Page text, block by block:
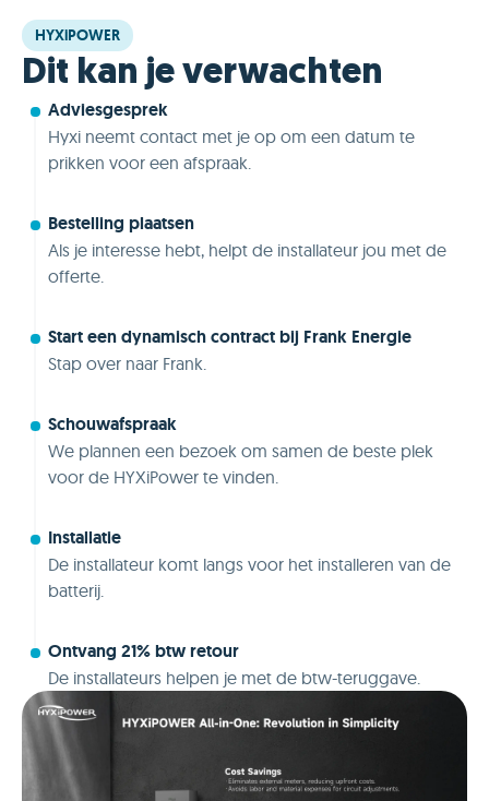
HYXiPOWER
Dit kan je verwachten
Adviesgesprek
Hyxi neemt contact met je op om een datum te
prikken voor een afspraak.
Bestelling plaatsen
Als je interesse hebt, helpt de installateur jou met de
offerte.
Start een dynamisch contract bij Frank Energie
Stap over naar Frank.
Schouwafspraak
We plannen een bezoek om samen de beste plek
voor de HYXiPower te vinden.
Installatie
De installateur komt langs voor het installeren van de
batterij.
Ontvang 21% btw retour
De installateurs helpen je met de btw-teruggave.